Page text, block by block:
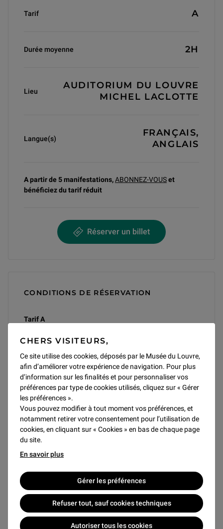
CHERS VISITEURS,
Ce site utilise des cookies, déposés par le Musée du Louvre,
afin d’améliorer votre expérience de navigation. Pour plus
d’information sur les finalités et pour personnaliser vos
préférences par type de cookies utilisés, cliquez sur « Gérer
les préférences ».
Vous pouvez modifier à tout moment vos préférences, et
notamment retirer votre consentement pour l’utilisation de
cookies, en cliquant sur « Cookies » en bas de chaque page
du site.
En savoir plus
Gérer les préférences
Refuser tout, sauf cookies techniques
Autoriser tous les cookies
Tarif
A
Durée moyenne 2H
Lieu
AUDITORIUM DU LOUVRE
MICHEL LACLOTTE
Langue(s)
FRANÇAIS,
ANGLAIS
A partir de 5 manifestations,ABONNEZ-VOUSet
bénéficiez du tarif réduit
Réserver un billet
CONDITIONS DE RÉSERVATION
Tarif A
réduit : 33 €
A partir de 5 manifestations,ABONNEZ-VOUSsur place,
en caisse-conseil ou par téléphone au 01 40 20 55 00 et
bénéficiez du tarif réduit
Conditions tarifaires de l'Auditorium
Partager cet article
Oeuvre de Chaminade, de Grandval… et Debussy